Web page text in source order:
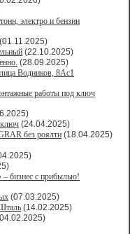
электро и бензин
(01.11.2025)
(22.10.2025)
(28.09.2025)
Водников, 8Ас1
работы под ключ
ключ (24.04.2025)
без роялти (18.04.2025)
– бизнес с прибылью!
(07.03.2025)
(14.02.2025)